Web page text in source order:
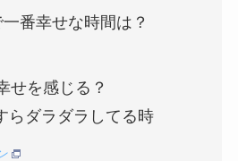
番幸せな時間は？
せを感じる？
らダラダラしてる時